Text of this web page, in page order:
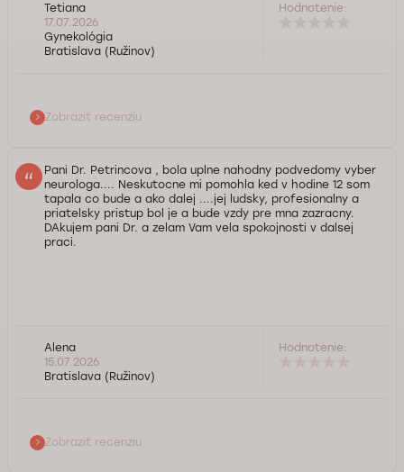
Tetiana
17.07.2026
Gynekológia
Bratislava (Ružinov)
Hodnotenie:
Zobraziť recenziu
Pani Dr. Petrincova , bola uplne nahodny podvedomy vyber
neurologa.... Neskutocne mi pomohla ked v hodine 12 som
tapala co bude a ako dalej ....jej ludsky, profesionalny a
priatelsky pristup bol je a bude vzdy pre mna zazracny.
DAkujem pani Dr. a zelam Vam vela spokojnosti v dalsej
praci.
Alena
15.07.2026
Bratislava (Ružinov)
Hodnotenie:
Zobraziť recenziu